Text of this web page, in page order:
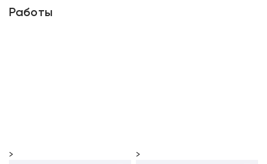
Работы
>
>